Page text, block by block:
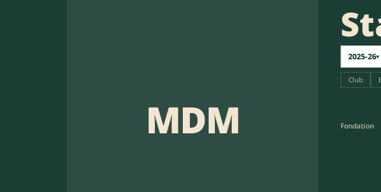
MDM
2025-26▾
Club
Fondation